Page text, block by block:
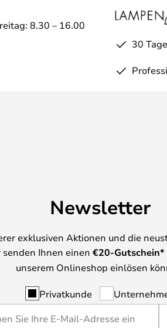
8.30 – 16.00
30
Newsletter
exklusiven Aktionen und die
Ihnen einen €20-Gutschein*
unserem Onlineshop einlösen
Privatkunde